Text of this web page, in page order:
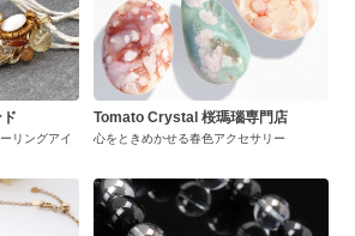
リングアイ
Tomato Crystal 桜瑪瑙専門店
心をときめかせる春色アクセサリー